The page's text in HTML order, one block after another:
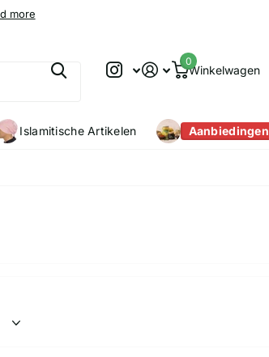
more
Winkelwagen
0
Islamitische Artikelen Aanbiedingen